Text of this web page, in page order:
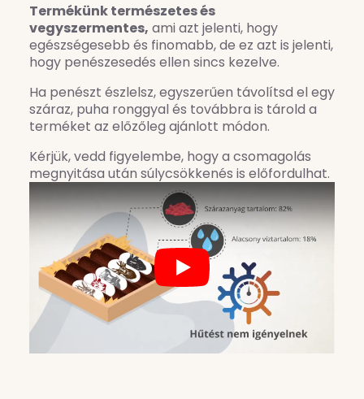
Play
Termékünk természetes és
vegyszermentes, ami azt jelenti, hogy
egészségesebb és finomabb, de ez azt is jelenti,
hogy penészesedés ellen sincs kezelve.
Ha penészt észlelsz, egyszerűen távolítsd el egy
száraz, puha ronggyal és továbbra is tárold a
terméket az előzőleg ajánlott módon.
Kérjük, vedd figyelembe, hogy a csomagolás
megnyitása után súlycsökkenés is előfordulhat.